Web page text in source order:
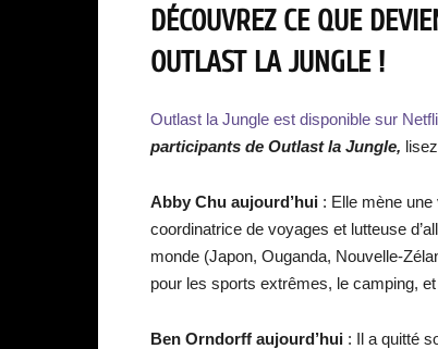
DÉCOUVREZ CE QUE
OUTLAST LA JUNGLE !
Outlast la Jungle est disponible sur
participants de Outlast la Jungle,
Abby Chu aujourd’hui : Elle mène
coordinatrice de voyages et lutteuse
monde (Japon, Ouganda, Nouvelle-
pour les sports extrêmes, le camping,
Ben Orndorff aujourd’hui : Il a quitté